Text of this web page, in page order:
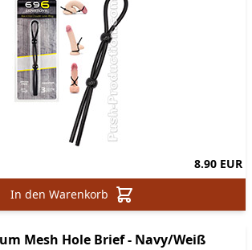
8.90 EUR
In den Warenkorb
Mesh Hole Brief - Navy/Weiß